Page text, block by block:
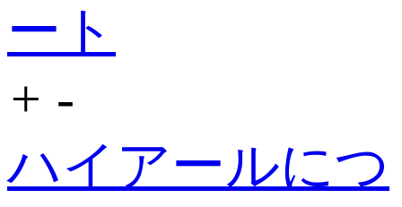
ート
+ -
ハイアールにつ